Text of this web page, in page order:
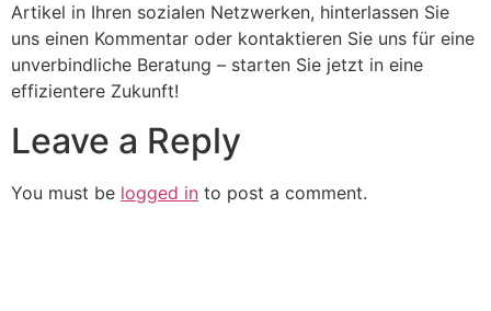
Artikel in Ihren sozialen Netzwerken, hinterlassen Sie
uns einen Kommentar oder kontaktieren Sie uns für eine
unverbindliche Beratung – starten Sie jetzt in eine
effizientere Zukunft!
Leave a Reply
You must be logged in to post a comment.